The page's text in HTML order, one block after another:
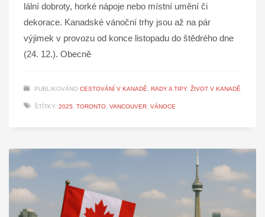
lální dobroty, horké nápoje nebo místní umění či
dekorace. Kanadské vánoční trhy jsou až na pár
výjimek v provozu od konce listopadu do štědrého dne
(24. 12.). Obecně
PUBLIKOVÁNO CESTOVÁNÍ V KANADĚ, RADY A TIPY, ŽIVOT V KANADĚ
ŠTÍTKY: 2025, TORONTO, VANCOUVER, VÁNOCE